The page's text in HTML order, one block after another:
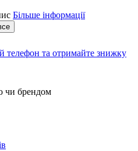
Більше інформації
телефон та отримайте знижку
чи брендом